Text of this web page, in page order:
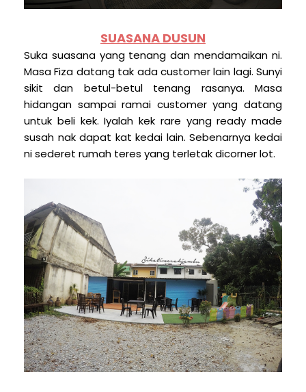
SUASANA DUSUN
Suka suasana yang tenang dan mendamaikan ni.
Masa Fiza datang tak ada customer lain lagi. Sunyi
sikit dan betul-betul tenang rasanya. Masa
hidangan sampai ramai customer yang datang
untuk beli kek. Iyalah kek rare yang ready made
susah nak dapat kat kedai lain. Sebenarnya kedai
ni sederet rumah teres yang terletak dicorner lot.